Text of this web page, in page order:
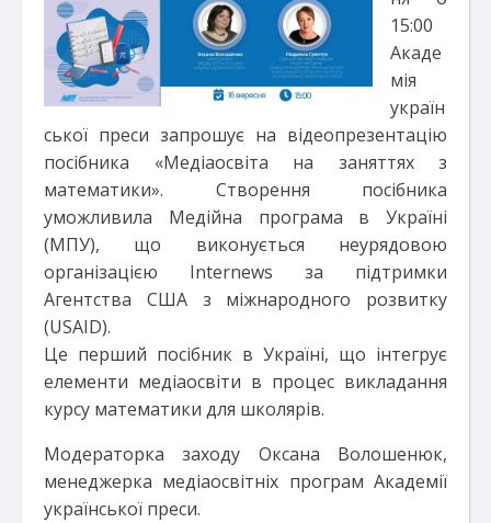
15:00
Акаде
мія
україн
ської преси запрошує на відеопрезентацію
посібника «Медіаосвіта на заняттях з
математики». Створення посібника
уможливила Медійна програма в Україні
(МПУ), що виконується неурядовою
організацією Internews за підтримки
Агентства США з міжнародного розвитку
(USAID).
Це перший посібник в Україні, що інтегрує
елементи медіаосвіти в процес викладання
курсу математики для школярів.
Модераторка заходу Оксана Волошенюк,
менеджерка медіаосвітніх програм Академії
української преси.